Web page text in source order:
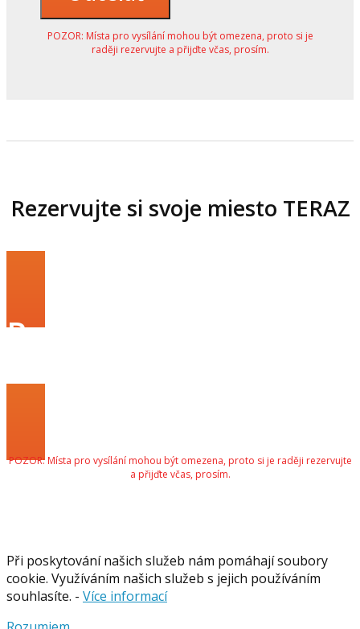
POZOR: Místa pro vysílání mohou být omezena, proto si je
raději rezervujte a přijďte včas, prosím.
Rezervujte si svoje miesto TERAZ
Registrovat se na
webinář
POZOR: Místa pro vysílání mohou být omezena, proto si je raději rezervujte
a přijďte včas, prosím.
Při poskytování našich služeb nám pomáhají soubory
cookie. Využíváním našich služeb s jejich používáním
souhlasíte. - Více informací